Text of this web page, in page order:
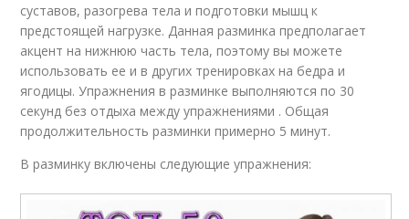
суставов, разогрева тела и подготовки мышц к
предстоящей нагрузке. Данная разминка предполагает
акцент на нижнюю часть тела, поэтому вы можете
использовать ее и в других тренировках на бедра и
ягодицы. Упражнения в разминке выполняются по 30
секунд без отдыха между упражнениями . Общая
продолжительность разминки примерно 5 минут.
В разминку включены следующие упражнения: